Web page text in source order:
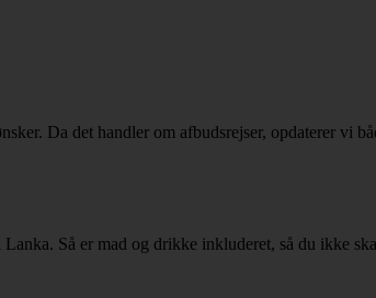
Da det handler om afbudsrejser, opdaterer vi
Lanka. Så er mad og drikke inkluderet, så du ikke